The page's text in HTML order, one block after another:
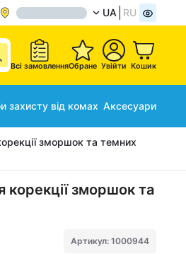
UA RU
Всі замовленняОбране Увійти Кошик
захисту від комах Аксесуари
зморшок та темних
корекції зморшок та
Артикул: 1000944